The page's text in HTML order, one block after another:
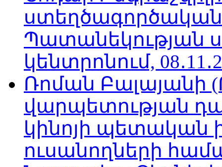
Պատանեկության
կենտրոնում,
Ռոման Բալայանի
վարպետության
կինոյի պետական
ուսանողների